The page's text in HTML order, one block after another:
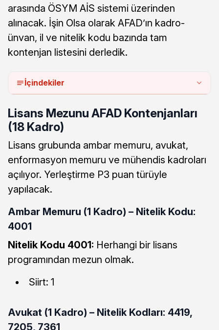
arasında ÖSYM AİS sistemi üzerinden
alınacak. İşin Olsa olarak AFAD’ın kadro-
ünvan, il ve nitelik kodu bazında tam
kontenjan listesini derledik.
İçindekiler
Lisans Mezunu AFAD Kontenjanları
(18 Kadro)
Lisans grubunda ambar memuru, avukat,
enformasyon memuru ve mühendis kadroları
açılıyor. Yerleştirme P3 puan türüyle
yapılacak.
Ambar Memuru (1 Kadro) – Nitelik Kodu:
4001
Nitelik Kodu 4001: Herhangi bir lisans
programından mezun olmak.
Siirt: 1
Avukat (1 Kadro) – Nitelik Kodları: 4419,
7205, 7361